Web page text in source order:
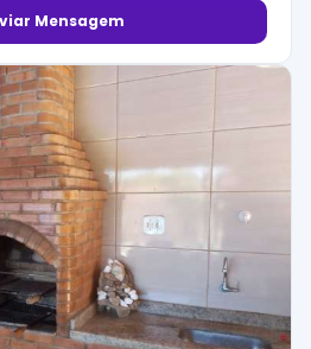
Mensagem